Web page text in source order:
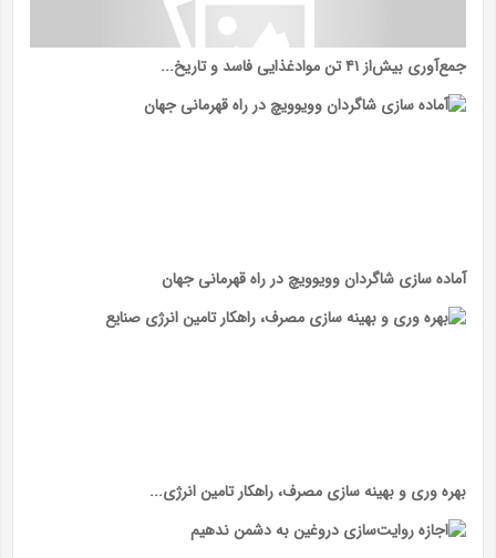
جمع‌آوری بیش‌از ۴۱ تن موادغذایی فاسد و تاریخ...
آماده‌ سازی شاگردان وویوویچ در راه قهرمانی جهان
بهره وری و بهینه سازی مصرف، راهکار تامین انرژی...